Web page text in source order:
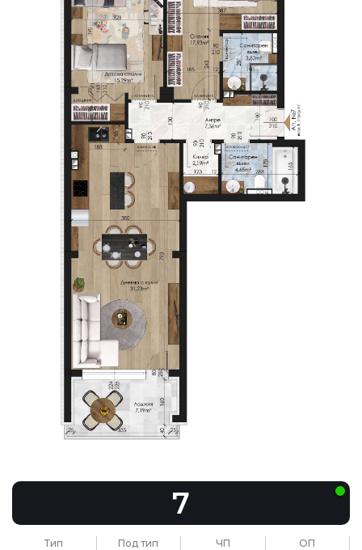
7
Тип
Под тип
ЧП
ОП